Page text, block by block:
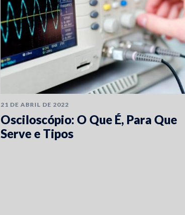
21 DE ABRIL DE 2022
Osciloscópio: O Que É, Para Que
Serve e Tipos